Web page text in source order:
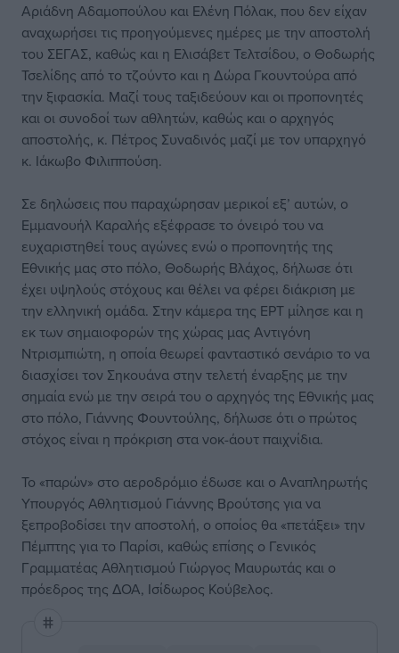
Αριάδνη Αδαμοπούλου και Ελένη Πόλακ, που δεν είχαν
αναχωρήσει τις προηγούμενες ημέρες με την αποστολή
του ΣΕΓΑΣ, καθώς και η Ελισάβετ Τελτσίδου, ο Θοδωρής
Τσελίδης από το τζούντο και η Δώρα Γκουντούρα από
την ξιφασκία. Μαζί τους ταξιδεύουν και οι προπονητές
και οι συνοδοί των αθλητών, καθώς και ο αρχηγός
αποστολής, κ. Πέτρος Συναδινός μαζί με τον υπαρχηγό
κ. Ιάκωβο Φιλιππούση.
Σε δηλώσεις που παραχώρησαν μερικοί εξ’ αυτών, ο
Εμμανουήλ Καραλής εξέφρασε το όνειρό του να
ευχαριστηθεί τους αγώνες ενώ ο προπονητής της
Εθνικής μας στο πόλο, Θοδωρής Βλάχος, δήλωσε ότι
έχει υψηλούς στόχους και θέλει να φέρει διάκριση με
την ελληνική ομάδα. Στην κάμερα της ΕΡΤ μίλησε και η
εκ των σημαιοφορών της χώρας μας Αντιγόνη
Ντρισμπιώτη, η οποία θεωρεί φανταστικό σενάριο το να
διασχίσει τον Σηκουάνα στην τελετή έναρξης με την
σημαία ενώ με την σειρά του ο αρχηγός της Εθνικής μας
στο πόλο, Γιάννης Φουντούλης, δήλωσε ότι ο πρώτος
στόχος είναι η πρόκριση στα νοκ-άουτ παιχνίδια.
Το «παρών» στο αεροδρόμιο έδωσε και ο Αναπληρωτής
Υπουργός Αθλητισμού Γιάννης Βρούτσης για να
ξεπροβοδίσει την αποστολή, ο οποίος θα «πετάξει» την
Πέμπτης για το Παρίσι, καθώς επίσης ο Γενικός
Γραμματέας Αθλητισμού Γιώργος Μαυρωτάς και ο
πρόεδρος της ΔΟΑ, Ισίδωρος Κούβελος.